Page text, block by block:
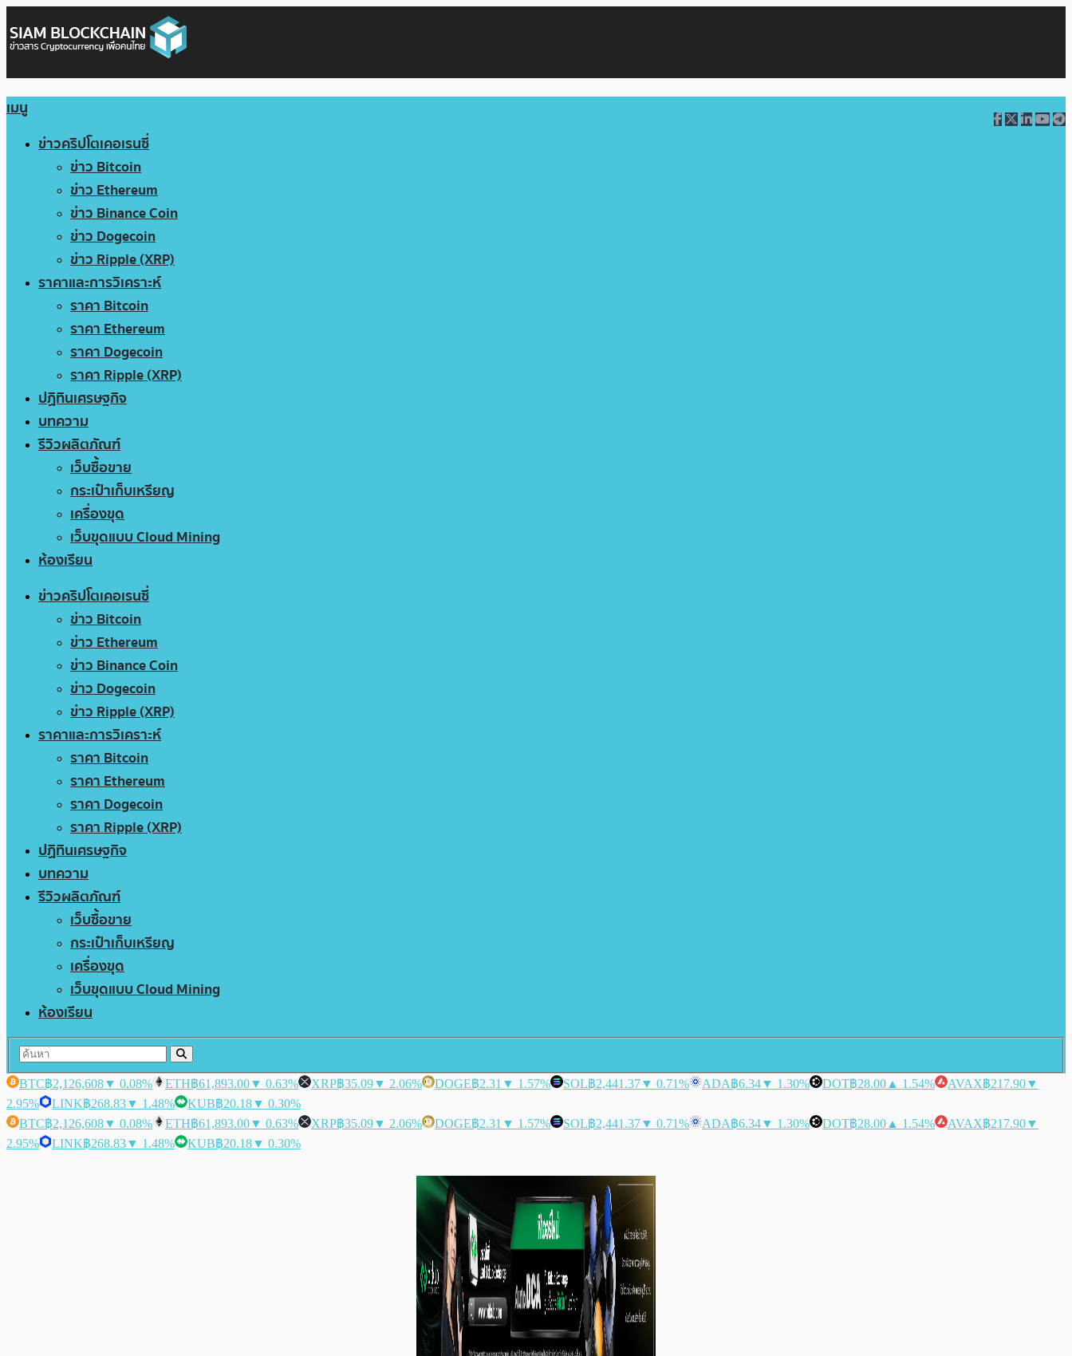
เมนู
ข่าวคริปโตเคอเรนซี่
ข่าว Bitcoin
ข่าว Ethereum
ข่าว Binance Coin
ข่าว Dogecoin
ข่าว Ripple (XRP)
ราคาและการวิเคราะห์
ราคา Bitcoin
ราคา Ethereum
ราคา Dogecoin
ราคา Ripple (XRP)
ปฏิทินเศรษฐกิจ
บทความ
รีวิวผลิตภัณฑ์
เว็บซื้อขาย
กระเป๋าเก็บเหรียญ
เครื่องขุด
เว็บขุดแบบ Cloud Mining
ห้องเรียน
ข่าวคริปโตเคอเรนซี่
ข่าว Bitcoin
ข่าว Ethereum
ข่าว Binance Coin
ข่าว Dogecoin
ข่าว Ripple (XRP)
ราคาและการวิเคราะห์
ราคา Bitcoin
ราคา Ethereum
ราคา Dogecoin
ราคา Ripple (XRP)
ปฏิทินเศรษฐกิจ
บทความ
รีวิวผลิตภัณฑ์
เว็บซื้อขาย
กระเป๋าเก็บเหรียญ
เครื่องขุด
เว็บขุดแบบ Cloud Mining
ห้องเรียน
BTC฿2,126,608▼ 0.08% ETH฿61,893.00▼ 0.63% XRP฿35.09▼ 2.06% DOGE฿2.31 ▼ 1.57% SOL฿2,441.37▼ 0.71% ADA฿6.34▼ 1.30% DOT฿28.00 ▲ 1.54% AVAX฿217.90▼
2.95%
LINK฿268.83▼ 1.48% KUB฿20.18▼ 0.30%
BTC฿2,126,608▼ 0.08% ETH฿61,893.00▼ 0.63% XRP฿35.09▼ 2.06% DOGE฿2.31 ▼ 1.57% SOL฿2,441.37▼ 0.71% ADA฿6.34▼ 1.30% DOT฿28.00 ▲ 1.54% AVAX฿217.90▼
2.95%
LINK฿268.83▼ 1.48% KUB฿20.18▼ 0.30%